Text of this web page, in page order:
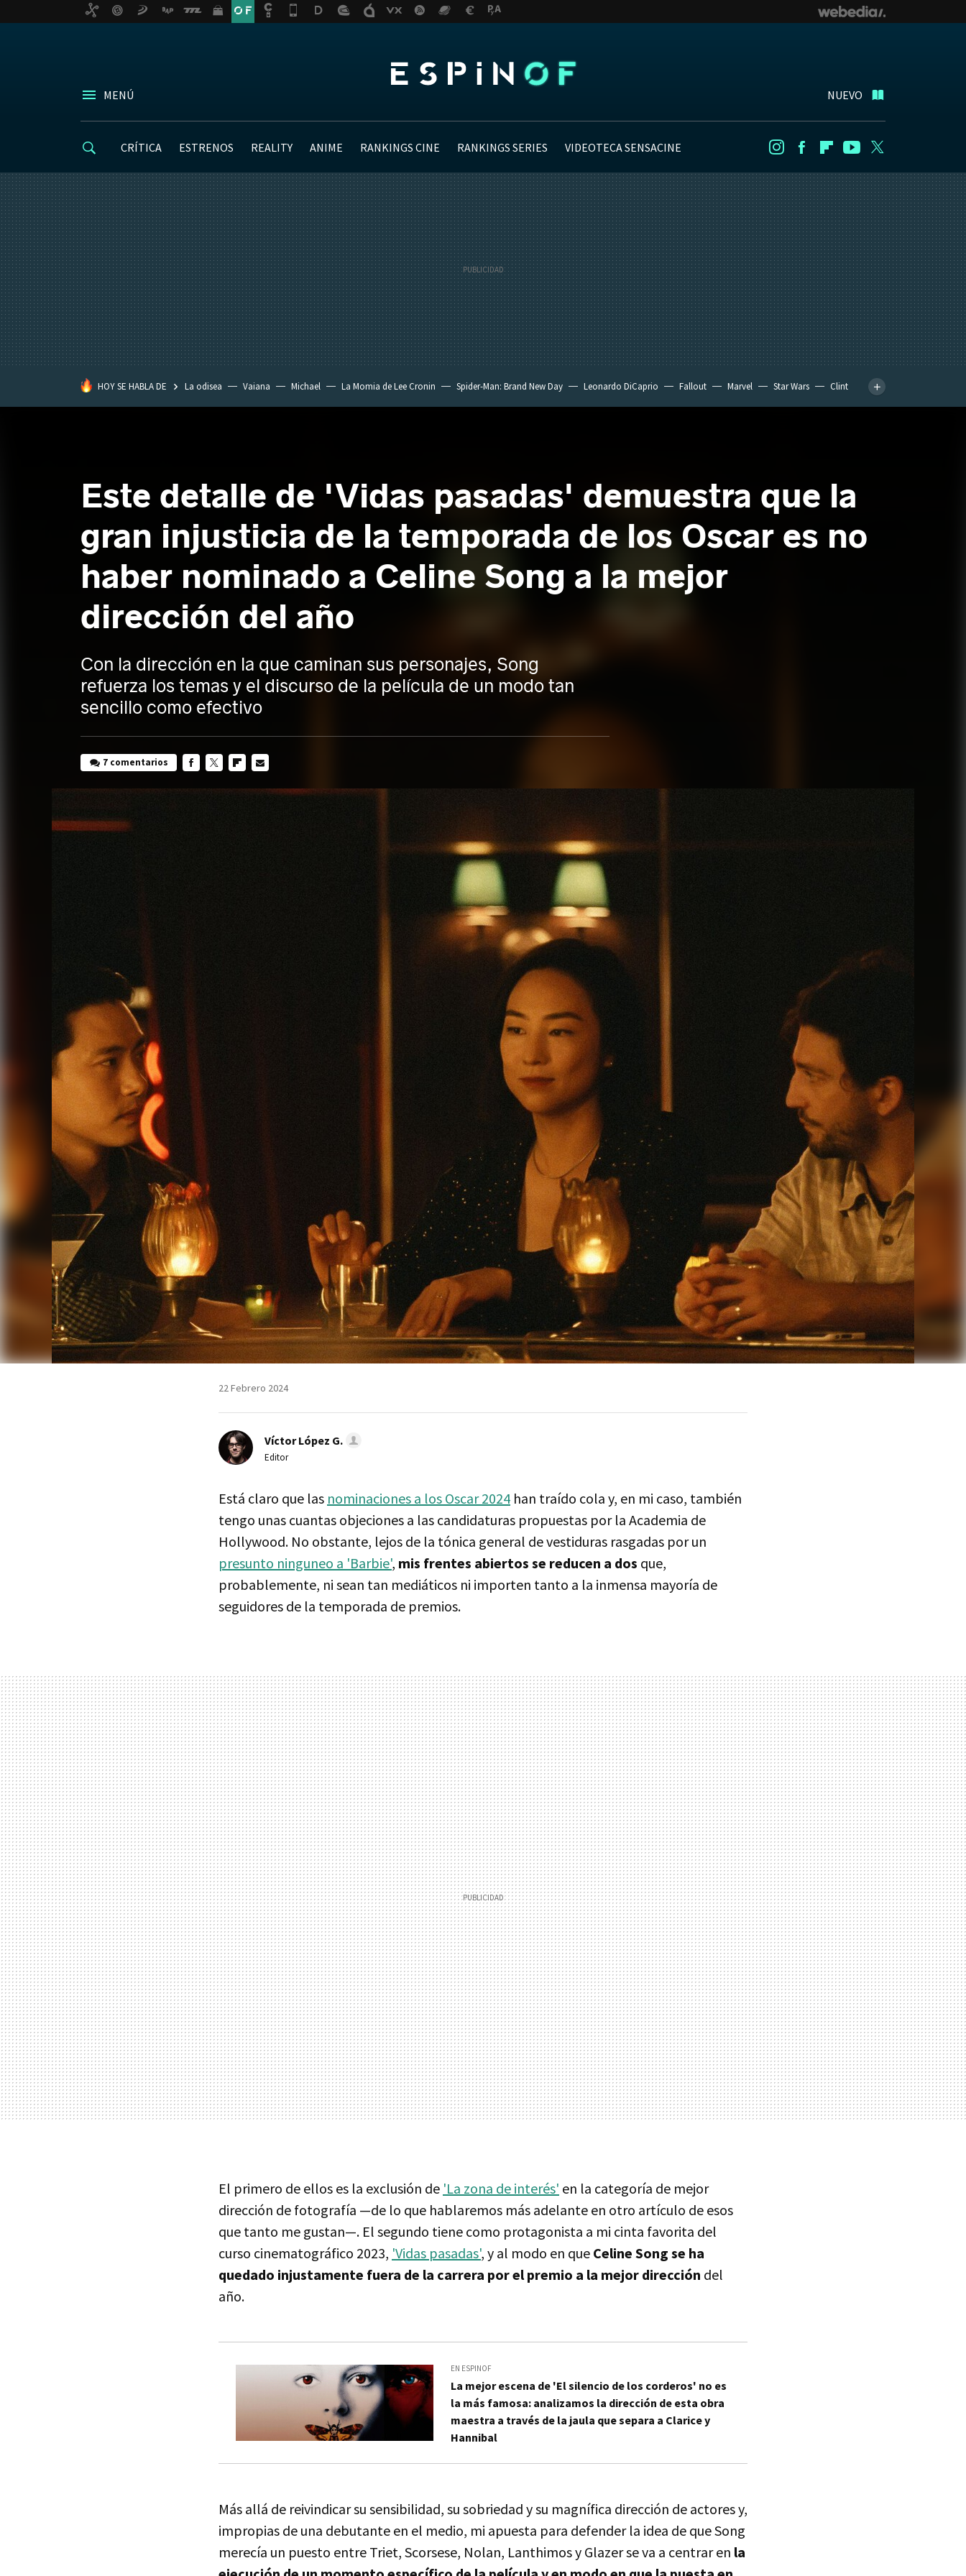
MENÚ NUEVO
CRÍTICA ESTRENOS REALITY ANIME RANKINGS CINE RANKINGS SERIES VIDEOTECA SENSACINE InstagramFacebookFlipboard
Youtube
HOY SE HABLA DE La odisea Vaiana Michael La Momia de Lee Cronin Spider-Man: Brand New Day Leonardo DiCaprio Fallout Marvel Star Wars
Clint
Este detalle de 'Vidas pasadas' demuestra que la
gran injusticia de la temporada de los Oscar es no
haber nominado a Celine Song a la mejor
dirección del año
Con la dirección en la que caminan sus personajes, Song
refuerza los temas y el discurso de la película de un modo tan
sencillo como efectivo
7 comentarios
MAIL
22 Febrero 2024
Víctor López G.
Editor
Está claro que las nominaciones a los Oscar 2024 han traído cola y, en mi caso, también
tengo unas cuantas objeciones a las candidaturas propuestas por la Academia de
Hollywood. No obstante, lejos de la tónica general de vestiduras rasgadas por un
presunto ninguneo a 'Barbie', mis frentes abiertos se reducen a dos que,
probablemente, ni sean tan mediáticos ni importen tanto a la inmensa mayoría de
seguidores de la temporada de premios.
El primero de ellos es la exclusión de 'La zona de interés' en la categoría de mejor
dirección de fotografía —de lo que hablaremos más adelante en otro artículo de esos
que tanto me gustan—. El segundo tiene como protagonista a mi cinta favorita del
curso cinematográfico 2023, 'Vidas pasadas', y al modo en que Celine Song se ha
quedado injustamente fuera de la carrera por el premio a la mejor dirección del
año.
EN ESPINOF
La mejor escena de 'El silencio de los corderos' no es
la más famosa: analizamos la dirección de esta obra
maestra a través de la jaula que separa a Clarice y
Hannibal
Más allá de reivindicar su sensibilidad, su sobriedad y su magnífica dirección de actores y,
impropias de una debutante en el medio, mi apuesta para defender la idea de que Song
merecía un puesto entre Triet, Scorsese, Nolan, Lanthimos y Glazer se va a centrar en la